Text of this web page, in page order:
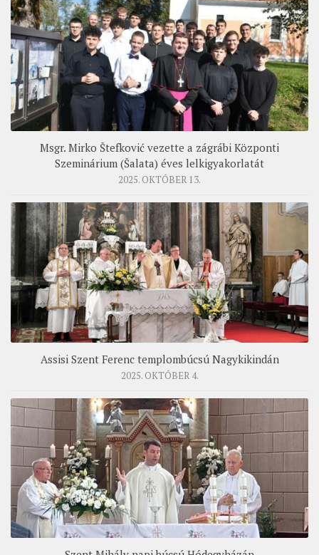
Msgr. Mirko Štefković vezette a zágrábi Központi
Szeminárium (Šalata) éves lelkigyakorlatát
2025. OKTÓBER 13.
Assisi Szent Ferenc templombúcsú Nagykikindán
2025. OKTÓBER 4.